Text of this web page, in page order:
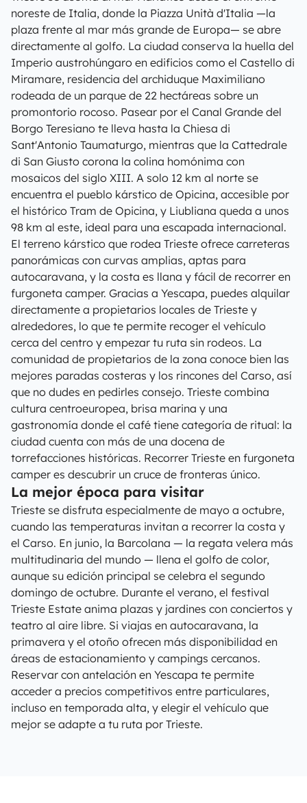
noreste de Italia, donde la Piazza Unità d'Italia —la
plaza frente al mar más grande de Europa— se abre
directamente al golfo. La ciudad conserva la huella del
Imperio austrohúngaro en edificios como el Castello di
Miramare, residencia del archiduque Maximiliano
rodeada de un parque de 22 hectáreas sobre un
promontorio rocoso. Pasear por el Canal Grande del
Borgo Teresiano te lleva hasta la Chiesa di
Sant'Antonio Taumaturgo, mientras que la Cattedrale
di San Giusto corona la colina homónima con
mosaicos del siglo XIII. A solo 12 km al norte se
encuentra el pueblo kárstico de Opicina, accesible por
el histórico Tram de Opicina, y Liubliana queda a unos
98 km al este, ideal para una escapada internacional.
El terreno kárstico que rodea Trieste ofrece carreteras
panorámicas con curvas amplias, aptas para
autocaravana, y la costa es llana y fácil de recorrer en
furgoneta camper. Gracias a Yescapa, puedes alquilar
directamente a propietarios locales de Trieste y
alrededores, lo que te permite recoger el vehículo
cerca del centro y empezar tu ruta sin rodeos. La
comunidad de propietarios de la zona conoce bien las
mejores paradas costeras y los rincones del Carso, así
que no dudes en pedirles consejo. Trieste combina
cultura centroeuropea, brisa marina y una
gastronomía donde el café tiene categoría de ritual: la
ciudad cuenta con más de una docena de
torrefacciones históricas. Recorrer Trieste en furgoneta
camper es descubrir un cruce de fronteras único.
La mejor época para visitar
Trieste se disfruta especialmente de mayo a octubre,
cuando las temperaturas invitan a recorrer la costa y
el Carso. En junio, la Barcolana — la regata velera más
multitudinaria del mundo — llena el golfo de color,
aunque su edición principal se celebra el segundo
domingo de octubre. Durante el verano, el festival
Trieste Estate anima plazas y jardines con conciertos y
teatro al aire libre. Si viajas en autocaravana, la
primavera y el otoño ofrecen más disponibilidad en
áreas de estacionamiento y campings cercanos.
Reservar con antelación en Yescapa te permite
acceder a precios competitivos entre particulares,
incluso en temporada alta, y elegir el vehículo que
mejor se adapte a tu ruta por Trieste.